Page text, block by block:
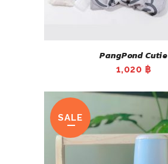
PangPond Cutie
1,020 ฿
SALE